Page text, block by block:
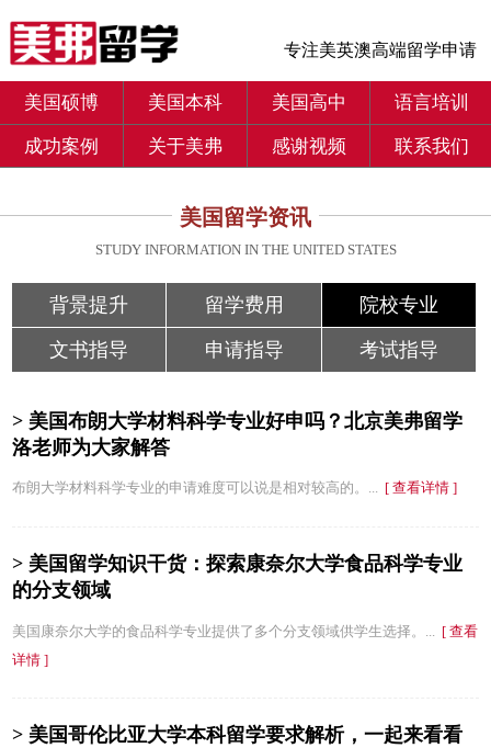
专注美英澳高端留学申请
美国硕博 美国本科 美国高中 语言培训
成功案例 关于美弗 感谢视频 联系我们
美国留学资讯
STUDY INFORMATION IN THE UNITED STATES
背景提升 留学费用 院校专业
文书指导 申请指导 考试指导
> 美国布朗大学材料科学专业好申吗？北京美弗留学
洛老师为大家解答
布朗大学材料科学专业的申请难度可以说是相对较高的。... [ 查看详情 ]
> 美国留学知识干货：探索康奈尔大学食品科学专业
的分支领域
美国康奈尔大学的食品科学专业提供了多个分支领域供学生选择。... [ 查看
详情 ]
> 美国哥伦比亚大学本科留学要求解析，一起来看看